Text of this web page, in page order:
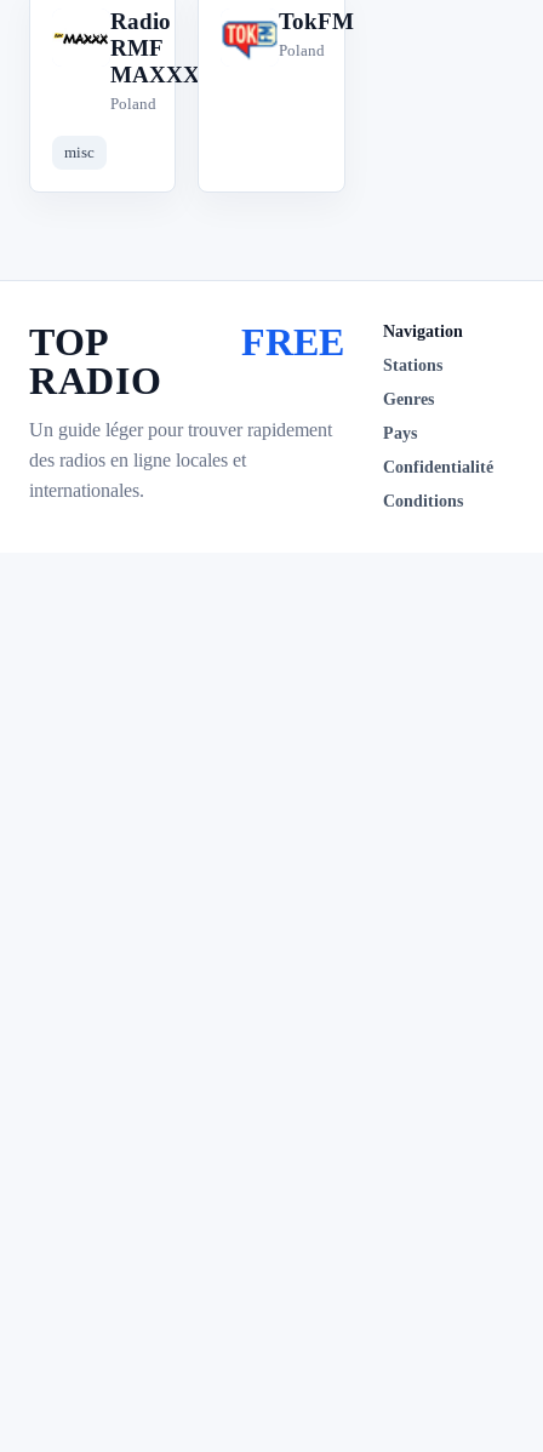
R
Radio
RMF
MAXXX
Poland
misc
T
TokFM
Poland
TOP
RADIO
FREE
Un guide léger pour trouver rapidement
des radios en ligne locales et
internationales.
Navigation
Stations
Genres
Pays
Confidentialité
Conditions